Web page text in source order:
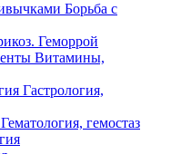
Борьба с
Геморрой
Витамины,
Гастрология,
Гематология, гемостаз